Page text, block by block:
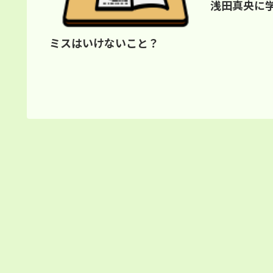
ミスはいけないこと？
浅田真央に